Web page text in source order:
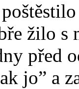
žilo
před
jo” a